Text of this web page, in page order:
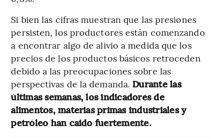
Si bien las cifras muestran que las presiones
persisten, los productores están comenzando
a encontrar algo de alivio a medida que los
precios de los productos básicos retroceden
debido a las preocupaciones sobre las
perspectivas de la demanda. Durante las
últimas semanas, los indicadores de
alimentos, materias primas industriales y
petróleo han caido fuertemente.